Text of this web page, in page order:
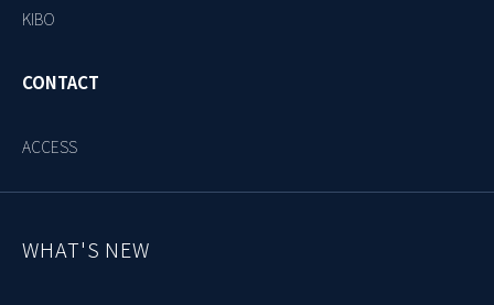
KIBO
CONTACT
ACCESS
WHAT'S NEW